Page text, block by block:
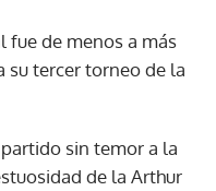
fue de menos a más
su tercer torneo de la
sin temor a la
de la Arthur